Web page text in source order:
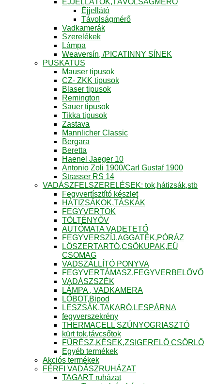
Éjjellátó
Távolságmérő
Vadkamerák
Szerelékek
Lámpa
Weaversín, /PICATINNY SÍNEK
PUSKATUS
Mauser tipusok
CZ- ZKK tipusok
Blaser tipusok
Remington
Sauer tipusok
Tikka tipusok
Zastava
Mannlicher Classic
Bergara
Beretta
Haenel Jaeger 10
Antonio Zoli 1900/Carl Gustaf 1900
Strasser RS 14
VADÁSZFELSZERELÉSEK: tok,hátizsák,stb
Fegyvertísztító készlet
HÁTIZSÁKOK,TÁSKÁK
FEGYVERTOK
TÖLTÉNYŐV
AUTÓMATA VADETETŐ
FEGYVERSZÍJ,AGGATÉK,PÓRÁZ
LŐSZERTARTÓ,CSŐKUPAK,EÜ
CSOMAG
VADSZÁLLÍTÓ PONYVA
FEGYVERTÁMASZ,FEGYVERBELŐVŐ
VADÁSZSZÉK
LÁMPA , VADKAMERA
LŐBOT,Bipod
LESZSÁK,TAKARÓ,LESPÁRNA
fegyverszekrény
THERMACELL SZÚNYOGRIASZTÓ
kürt tok,távcsőtok
FŰRÉSZ,KÉSEK,ZSIGERELŐ CSÖRLŐ
Egyéb termékek
Akciós termékek
FÉRFI VADÁSZRUHÁZAT
TAGART ruházat